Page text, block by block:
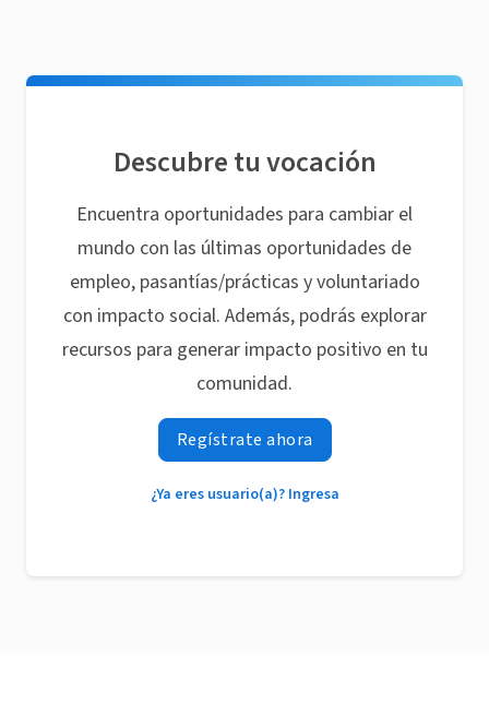
Descubre tu vocación
Encuentra oportunidades para cambiar el
mundo con las últimas oportunidades de
empleo, pasantías/prácticas y voluntariado
con impacto social. Además, podrás explorar
recursos para generar impacto positivo en tu
comunidad.
Regístrate ahora
¿Ya eres usuario(a)? Ingresa